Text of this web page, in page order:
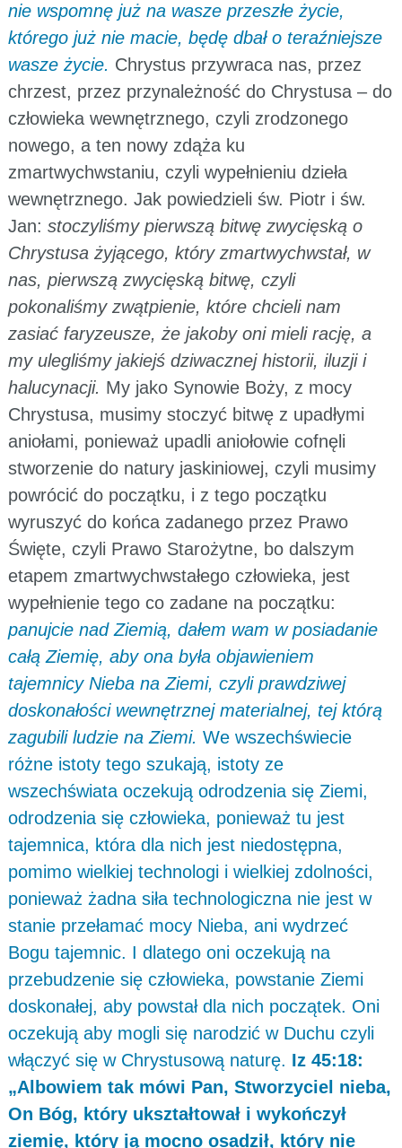
nie wspomnę już na wasze przeszłe życie,
którego już nie macie, będę dbał o teraźniejsze
wasze życie. Chrystus przywraca nas, przez
chrzest, przez przynależność do Chrystusa – do
człowieka wewnętrznego, czyli zrodzonego
nowego, a ten nowy zdąża ku
zmartwychwstaniu, czyli wypełnieniu dzieła
wewnętrznego. Jak powiedzieli św. Piotr i św.
Jan: stoczyliśmy pierwszą bitwę zwycięską o
Chrystusa żyjącego, który zmartwychwstał, w
nas, pierwszą zwycięską bitwę, czyli
pokonaliśmy zwątpienie, które chcieli nam
zasiać faryzeusze, że jakoby oni mieli rację, a
my ulegliśmy jakiejś dziwacznej historii, iluzji i
halucynacji. My jako Synowie Boży, z mocy
Chrystusa, musimy stoczyć bitwę z upadłymi
aniołami, ponieważ upadli aniołowie cofnęli
stworzenie do natury jaskiniowej, czyli musimy
powrócić do początku, i z tego początku
wyruszyć do końca zadanego przez Prawo
Święte, czyli Prawo Starożytne, bo dalszym
etapem zmartwychwstałego człowieka, jest
wypełnienie tego co zadane na początku:
panujcie nad Ziemią, dałem wam w posiadanie
całą Ziemię, aby ona była objawieniem
tajemnicy Nieba na Ziemi, czyli prawdziwej
doskonałości wewnętrznej materialnej, tej którą
zagubili ludzie na Ziemi. We wszechświecie
różne istoty tego szukają, istoty ze
wszechświata oczekują odrodzenia się Ziemi,
odrodzenia się człowieka, ponieważ tu jest
tajemnica, która dla nich jest niedostępna,
pomimo wielkiej technologi i wielkiej zdolności,
ponieważ żadna siła technologiczna nie jest w
stanie przełamać mocy Nieba, ani wydrzeć
Bogu tajemnic. I dlatego oni oczekują na
przebudzenie się człowieka, powstanie Ziemi
doskonałej, aby powstał dla nich początek. Oni
oczekują aby mogli się narodzić w Duchu czyli
włączyć się w Chrystusową naturę. Iz 45:18:
„Albowiem tak mówi Pan, Stworzyciel nieba,
On Bóg, który ukształtował i wykończył
ziemię, który ją mocno osadził, który nie